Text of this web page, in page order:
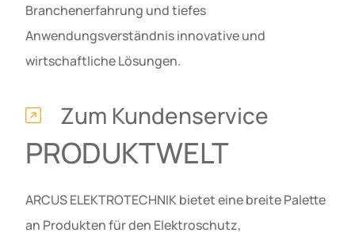
Branchenerfahrung und tiefes
Anwendungsverständnis innovative und
wirtschaftliche Lösungen.
Zum Kundenservice
PRODUKTWELT
ARCUS ELEKTROTECHNIK bietet eine breite Palette
an Produkten für den Elektroschutz,